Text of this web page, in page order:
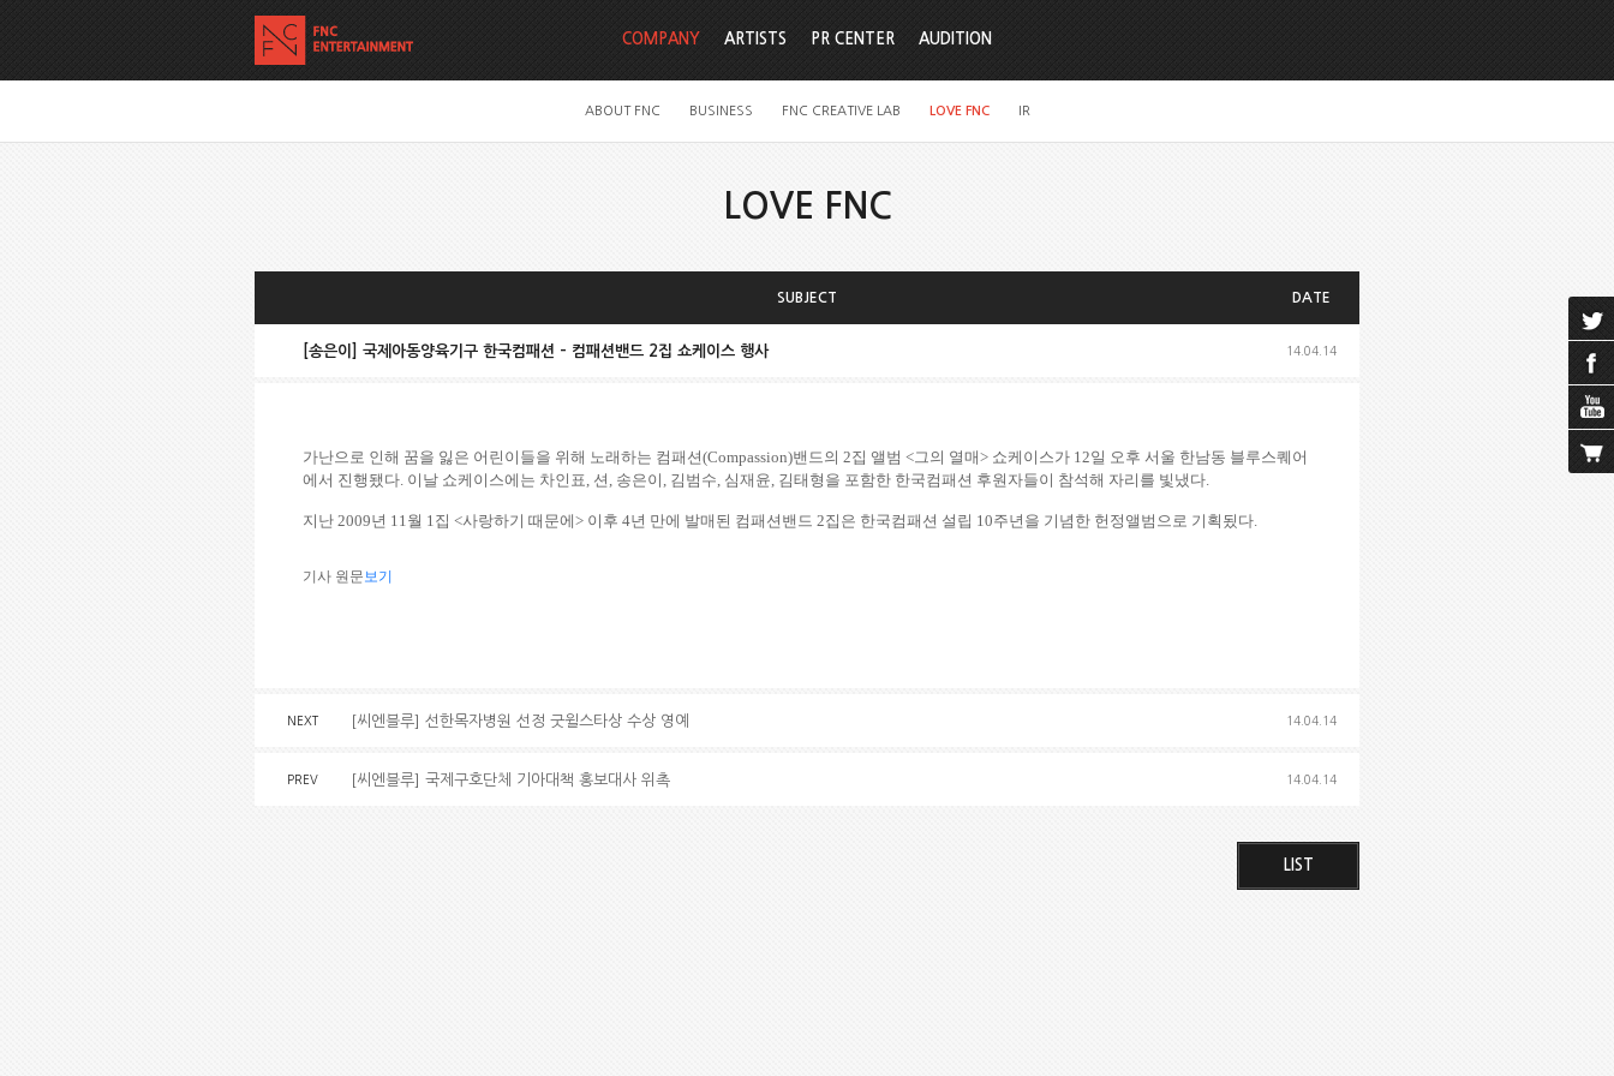
COMPANY
ABOUT FNC BUSINESS FNC CREATIVE LAB LOVE FNC IR
ARTISTS PR CENTER AUDITION
LOVE FNC
SUBJECT DATE
[송은이] 국제아동양육기구 한국컴패션 – 컴패션밴드 2집 쇼케이스 행사 14.04.14
가난으로 인해 꿈을 잃은 어린이들을 위해 노래하는 컴패션(Compassion)밴드의 2집 앨범 <그의 열매> 쇼케이스가 12일 오후 서울 한남동 블루스퀘어
에서 진행됐다. 이날 쇼케이스에는 차인표, 션 , 송은이 , 김범수, 심재윤, 김태형을 포함한 한국컴패션 후원자들이 참석해 자리를 빛냈다.
지난 2009년 11월 1집 <사랑하기 때문에> 이후 4년 만에 발매된 컴패션밴드 2집은 한국컴패션 설 립 10주년을 기념한 헌정앨범으로 기획됬다.
기사 원문보기
NEXT [씨엔블루] 선한목자병원 선정 굿윌스타상 수상 영예 14.04.14
PREV [씨엔블루] 국제구호단체 기아대책 홍보대사 위촉 14.04.14
LIST